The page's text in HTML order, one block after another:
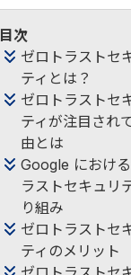
目次
ゼロトラストセ
ティとは？
ゼロトラストセ
ティが注目され
由とは
Google におけ
ラストセキュリ
り組み
ゼロトラストセ
ティのメリット